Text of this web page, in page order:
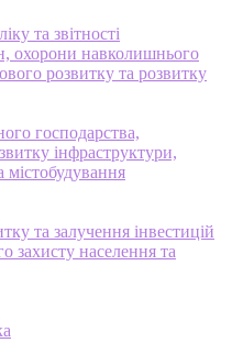
та звітності
охорони навколишнього
розвитку та розвитку
господарства,
інфраструктури,
містобудування
та залучення інвестицій
захисту населення та